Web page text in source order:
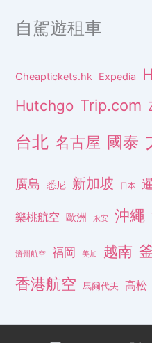
自駕遊租車
Cheaptickets.hk Expedia
Hutchgo Trip.com
台北 名古屋 國泰
廣島 悉尼 新加坡 日本
樂桃航空 歐洲 永安 沖繩
濟州航空 福岡 美加 越南
香港航空 馬爾代夫 高松